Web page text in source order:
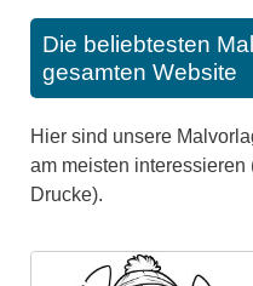
Die beliebtesten
gesamten Website
Hier sind unsere
am meisten interessieren
Drucke).